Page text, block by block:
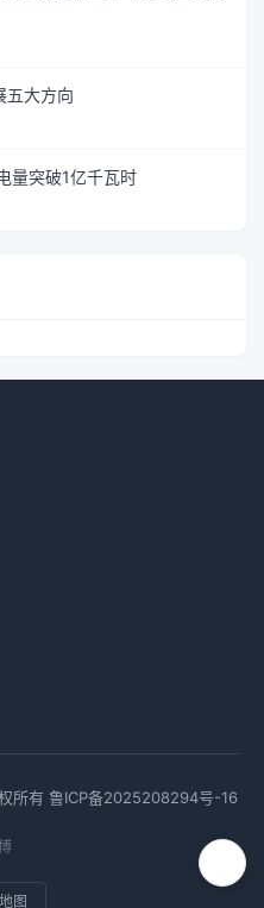
五大方向
量突破1亿千瓦时
所有 鲁ICP备2025208294号-16
图